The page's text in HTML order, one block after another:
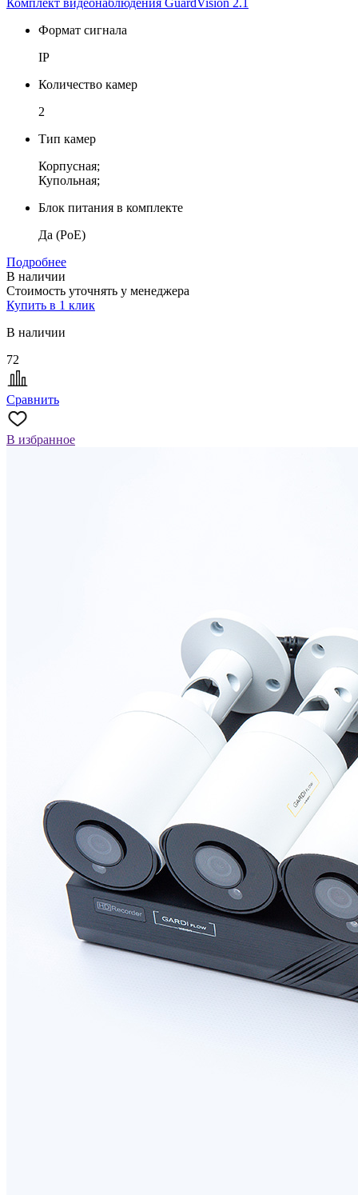
Формат сигнала
IP
Количество камер
2
Тип камер
Корпусная;
Купольная;
Блок питания в комплекте
Да (PoE)
Подробнее
В наличии
Стоимость уточнять у менеджера
Купить в 1 клик
В наличии
72
Сравнить
В избранное